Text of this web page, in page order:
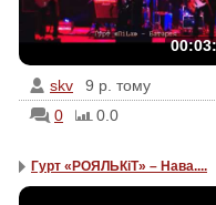
skv
9 р. тому
0
0.0
Гурт «РОЯЛЬКіТ» – Нава....